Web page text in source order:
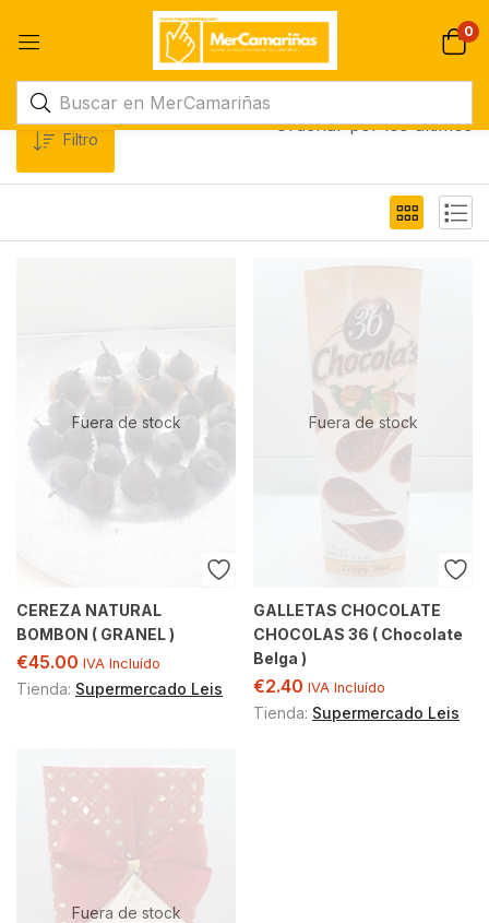
0
Filtro
Ordenar por los últimos
Fuera de stock
CEREZA NATURAL
BOMBON ( GRANEL )
€45.00 IVA Incluído
Tienda: Supermercado Leis
Fuera de stock
GALLETAS CHOCOLATE
CHOCOLAS 36 ( Chocolate
Belga )
€2.40 IVA Incluído
Tienda: Supermercado Leis
Fuera de stock